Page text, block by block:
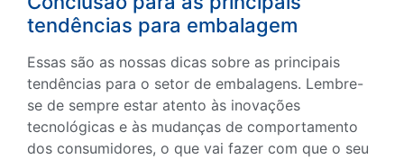
tendências para embalagem
Essas são as nossas dicas sobre as principais
tendências para o setor de embalagens. Lembre-
se de sempre estar atento às inovações
tecnológicas e às mudanças de comportamento
dos consumidores, o que vai fazer com que o seu